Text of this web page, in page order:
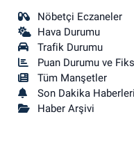
Nöbetçi Eczaneler
Hava Durumu
Trafik Durumu
Puan Durumu ve
Tüm Manşetler
Son Dakika Haberleri
Haber Arşivi